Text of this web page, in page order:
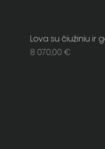
Lova su čiužiniu ir
Price
8 070,00 €